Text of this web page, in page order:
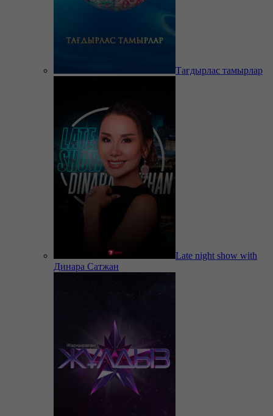
Тағдырлас тамырлар
Late night show with
Динара Сатжан